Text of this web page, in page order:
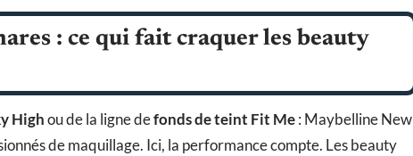
: ce qui fait craquer les beauty
Highou de la ligne defonds de teint Fit Me: Maybelline New
de maquillage. Ici, la performance compte. Les beauty